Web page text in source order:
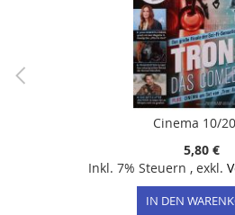
Cinema 10/
5,80 €
Inkl. 7% Steuern , exkl.
IN DEN